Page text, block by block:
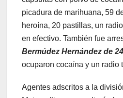
picadura de marihuana, 59
heroína, 20 pastillas, un
en efectivo. También fue
Bermúdez Hernández de
ocuparon cocaína y un radio
Agentes adscritos a la